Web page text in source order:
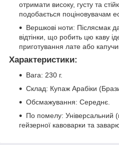
отримати високу, густу та
подобається поціновувачам
Вершкові ноти: Післясмак
відтінки, що робить цю каву
приготування лате або
Характеристики:
Вага: 230 г.
Склад: Купаж Арабіки
Обсмажування: Середнє.
По помелу: Універсальний
гейзерної кавоварки та